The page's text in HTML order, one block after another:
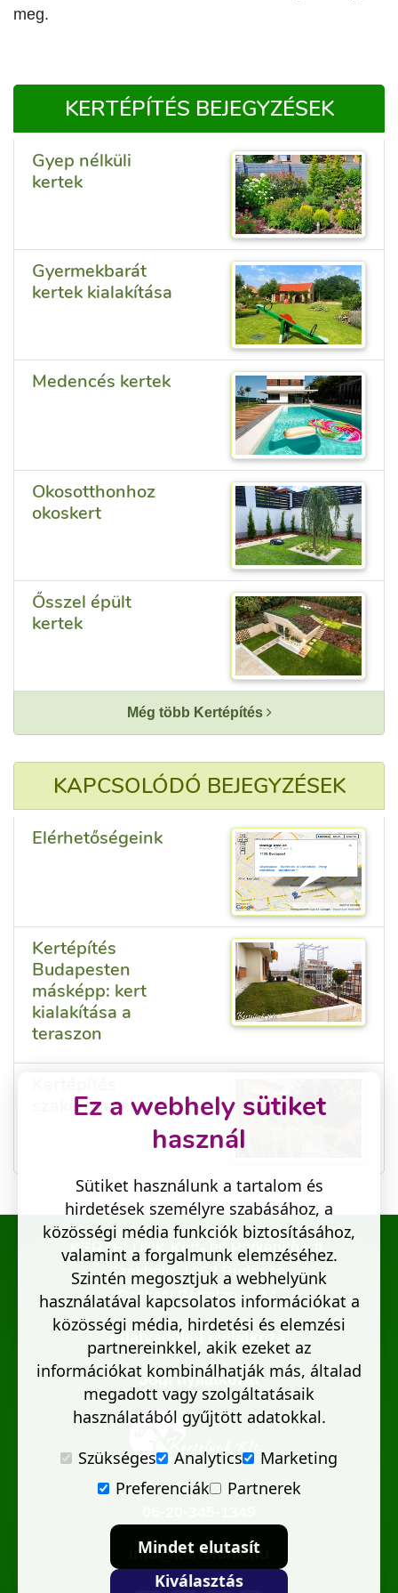
meg.
KERTÉPÍTÉS BEJEGYZÉSEK
Gyep nélküli
kertek
Gyermekbarát
kertek kialakítása
Medencés kertek
Okosotthonhoz
okoskert
Ősszel épült
kertek
Még több Kertépítés
KAPCSOLÓDÓ BEJEGYZÉSEK
Elérhetőségeink
Kertépítés
Budapesten
másképp: kert
kialakítása a
teraszon
szakemberek által
KERTELÜNK Kert- és Parképítő Kft.
Székhely: 1062 Budapest
Székely Bertalan u. 14.
Adatvédelmi nyilatkozat
Jogi nyilatkozat
info@kertelunk.hu
Ez a webhely sütiket
használ
Sütiket használunk a tartalom és
hirdetések személyre szabásához, a
közösségi média funkciók biztosításához,
valamint a forgalmunk elemzéséhez.
Szintén megosztjuk a webhelyünk
használatával kapcsolatos információkat a
közösségi média, hirdetési és elemzési
partnereinkkel, akik ezeket az
információkat kombinálhatják más, általad
megadott vagy szolgáltatásaik
használatából gyűjtött adatokkal.
Szükséges
Analytics
Marketing
Preferenciák
Partnerek
Mindet elutasít
Kiválasztás